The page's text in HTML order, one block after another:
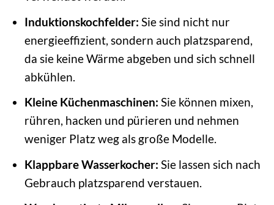
Induktionskochfelder: Sie sind nicht nur
energieeffizient, sondern auch platzsparend,
da sie keine Wärme abgeben und sich schnell
abkühlen.
Kleine Küchenmaschinen: Sie können mixen,
rühren, hacken und pürieren und nehmen
weniger Platz weg als große Modelle.
Klappbare Wasserkocher: Sie lassen sich nach
Gebrauch platzsparend verstauen.